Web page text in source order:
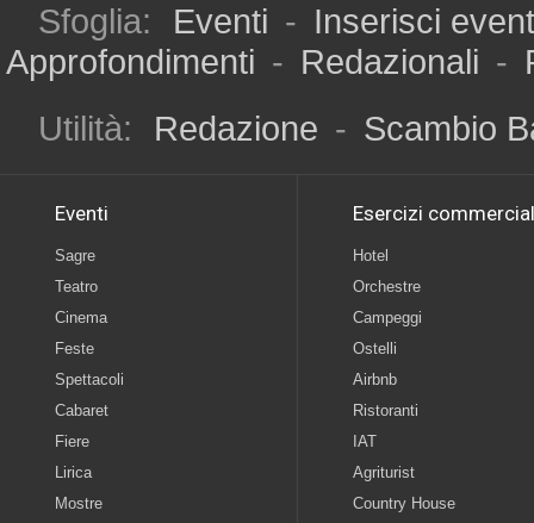
Sfoglia: Eventi - Inserisci
Approfondimenti - Redazionali -
Utilità:
Redazione - Scambio
Eventi
Sagre
Teatro
Cinema
Feste
Spettacoli
Cabaret
Fiere
Lirica
Mostre
Esercizi
Hotel
Orchestre
Campeggi
Ostelli
Airbnb
Ristoranti
IAT
Agriturist
Country House